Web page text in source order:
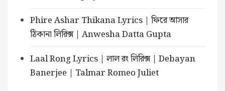
Phire Ashar Thikana Lyrics | ফিরে আসার
ঠিকানা লিরিক্স | Anwesha Datta Gupta
Laal Rong Lyrics | লাল রং লিরিক্স | Debayan
Banerjee | Talmar Romeo Juliet